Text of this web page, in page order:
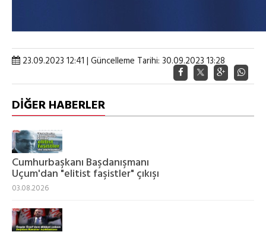
23.09.2023 12:41 | Güncelleme Tarihi: 30.09.2023 13:28
DİĞER HABERLER
Cumhurbaşkanı Başdanışmanı
Uçum'dan "elitist faşistler" çıkışı
03.08.2026